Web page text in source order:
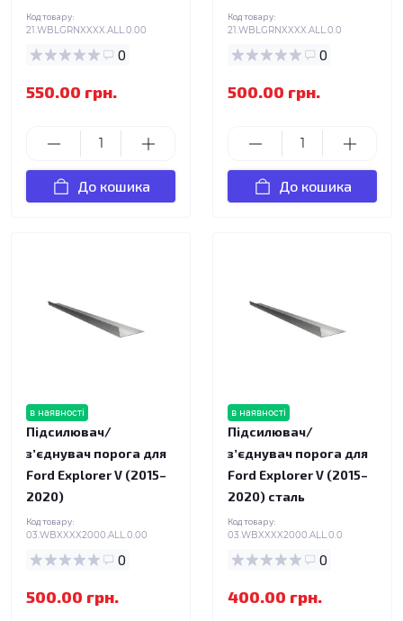
Код товару:
21.WBLGRNXXXX.ALL.0.00
0
550.00 грн.
До кошика
Код товару:
21.WBLGRNXXXX.ALL.0.0
0
500.00 грн.
До кошика
в наявності
Підсилювач/
зʼєднувач порога для
Ford Explorer V (2015–
2020)
Код товару:
03.WBXXXX2000.ALL.0.00
0
500.00 грн.
в наявності
Підсилювач/
зʼєднувач порога для
Ford Explorer V (2015–
2020) сталь
Код товару:
03.WBXXXX2000.ALL.0.0
0
400.00 грн.